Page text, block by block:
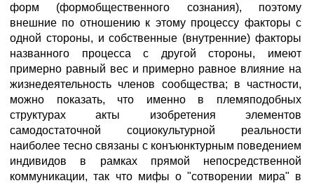
форм (формобщественного сознания), поэтому
внешние по отношению к этому процессу факторы с
одной стороны, и собственные (внутренние) факторы
названного процесса с другой стороны, имеют
примерно равный вес и примерно равное влияние на
жизнедеятельность членов сообщества; в частности,
можно показать, что именно в племяподобных
структурах акты изобретения элементов
самодостаточной социокультурной реальности
наиболее тесно связаны с конъюнктурным поведением
индивидов в рамках прямой непосредственной
коммуникации, так что мифы о "сотворении мира" в